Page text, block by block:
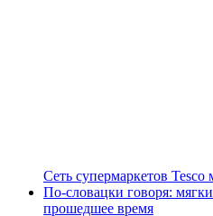
Сеть супермаркетов
По-словацки говоря:
прошедшее время